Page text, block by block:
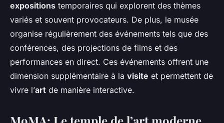
expositions temporaires qui explorent des thèmes
variés et souvent provocateurs. De plus, le musée
organise régulièrement des événements tels que des
conférences, des projections de films et des
performances en direct. Ces événements offrent une
dimension supplémentaire à la visite et permettent de
vivre l’art de manière interactive.